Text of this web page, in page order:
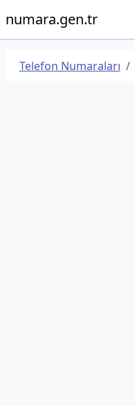
numara.gen.tr
Telefon Numaraları